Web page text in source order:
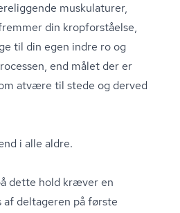
muskulaturer,
din kropforståelse,
til din egen indre ro og
end målet der er
atvære til stede og derved
i alle aldre.
dette hold kræver en
deltageren på første